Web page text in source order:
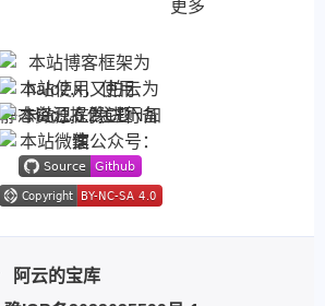
更多
阿云的宝库